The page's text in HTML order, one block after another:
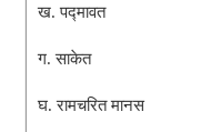
ख. पद्मावत
ग. साकेत
घ. रामचरित मानस